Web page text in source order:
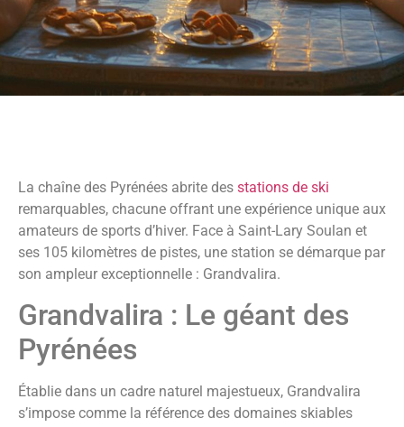
La chaîne des Pyrénées abrite des stations de ski
remarquables, chacune offrant une expérience unique aux
amateurs de sports d’hiver. Face à Saint-Lary Soulan et
ses 105 kilomètres de pistes, une station se démarque par
son ampleur exceptionnelle : Grandvalira.
Grandvalira : Le géant des
Pyrénées
Établie dans un cadre naturel majestueux, Grandvalira
s’impose comme la référence des domaines skiables